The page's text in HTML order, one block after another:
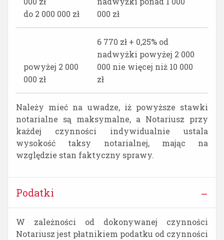
do 2 000 000 zł
000 zł
powyżej 2 000
000 zł
6 770 zł + 0,25% od
nadwyżki powyżej 2 000
000 nie więcej niż 10 000
zł
Należy mieć na uwadze, iż powyższe stawki
notarialne są maksymalne, a Notariusz przy
każdej czynności indywidualnie ustala
wysokość taksy notarialnej, mając na
względzie stan faktyczny sprawy.
Podatki
W zależności od dokonywanej czynności
Notariusz jest płatnikiem podatku od czynności